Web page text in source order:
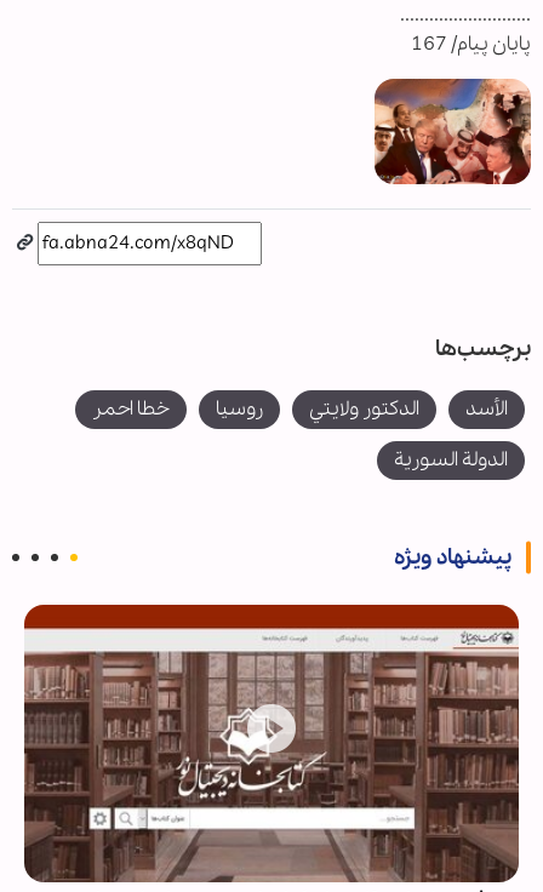
...........................
پایان پیام/ 167
برچسب‌ها
الأسد الدكتور ولايتي روسيا
خطا احمر
الدولة السورية
پیشنهاد ویژه